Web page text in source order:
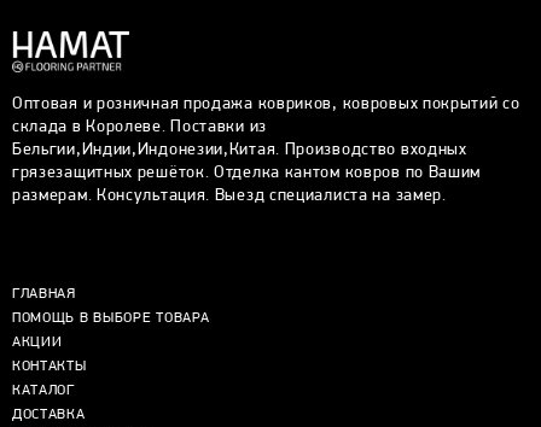
Оптовая и розничная продажа ковриков, ковровых покрытий со
склада в Королеве. Поставки из
Бельгии,Индии,Индонезии,Китая. Производство входных
грязезащитных решёток. Отделка кантом ковров по Вашим
размерам. Консультация. Выезд специалиста на замер.
ГЛАВНАЯ
ПОМОЩЬ В ВЫБОРЕ ТОВАРА
АКЦИИ
КОНТАКТЫ
КАТАЛОГ
ДОСТАВКА